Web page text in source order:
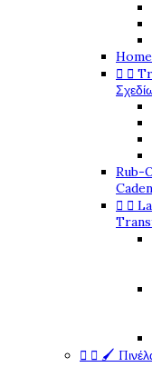
 
Rub-
 
  🖌️